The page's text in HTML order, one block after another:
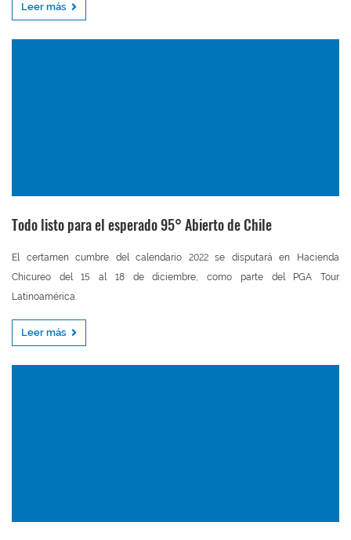
Leer más
Todo listo para el esperado 95° Abierto de Chile
El certamen cumbre del calendario 2022 se disputará en Hacienda
Chicureo del 15 al 18 de diciembre, como parte del PGA Tour
Latinoamérica.
Leer más